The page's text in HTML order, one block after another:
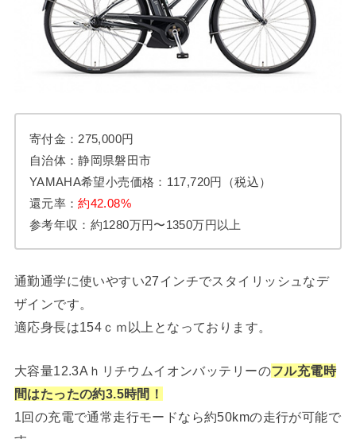
寄付金：275,000円
自治体：静岡県磐田市
YAMAHA希望小売価格：117,720円（税込）
還元率：約42.08%
参考年収：約1280万円〜1350万円以上
通勤通学に使いやすい27インチでスタイリッシュなデ
ザインです。
適応身長は154ｃｍ以上となっております。
大容量12.3Aｈリチウムイオンバッテリーのフル充電時
間はたったの約3.5時間！
1回の充電で通常走行モードなら約50kmの走行が可能で